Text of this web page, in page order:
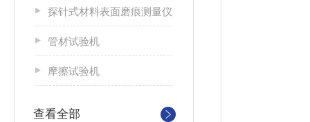
探针式材料表面磨痕测量仪
管材试验机
摩擦试验机
查看全部